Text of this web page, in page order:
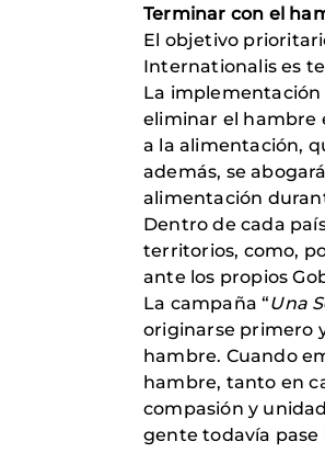
Terminar con el
El objetivo
Internationalis es
La implementación
eliminar el hambre
a la alimentación,
además, se
alimentación
Dentro de cada
territorios, como,
ante los propios
La campaña “Una
originarse primero
hambre. Cuando
hambre, tanto en
compasión y
gente todavía pase